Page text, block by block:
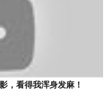
，看得我浑身发麻！